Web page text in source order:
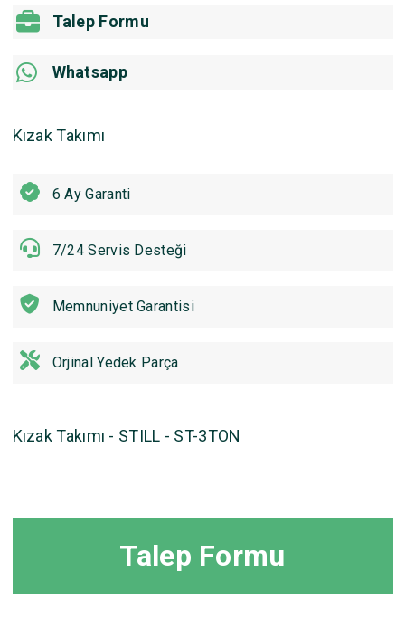
Talep Formu
Whatsapp
Kızak Takımı
6 Ay Garanti
7/24 Servis Desteği
Memnuniyet Garantisi
Orjinal Yedek Parça
Kızak Takımı - STILL - ST-3TON
Talep Formu